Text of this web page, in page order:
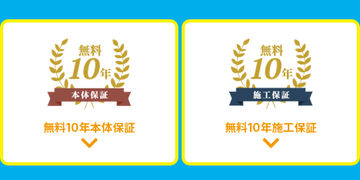
無料10年本体保証 無料10年施工保証